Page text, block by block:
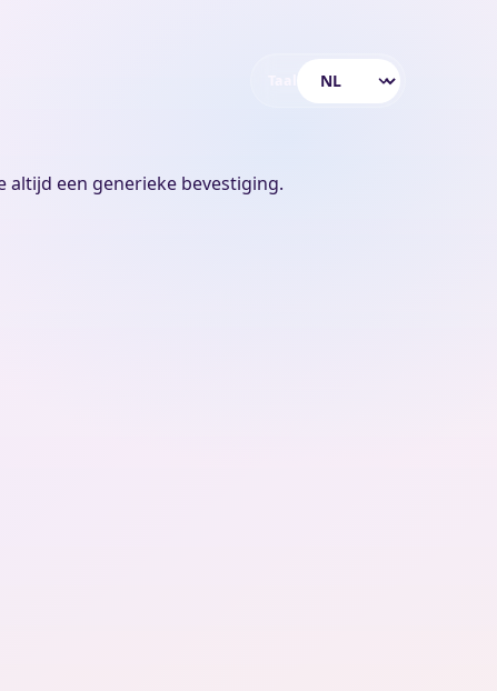
Taal kiezen
een generieke bevestiging.